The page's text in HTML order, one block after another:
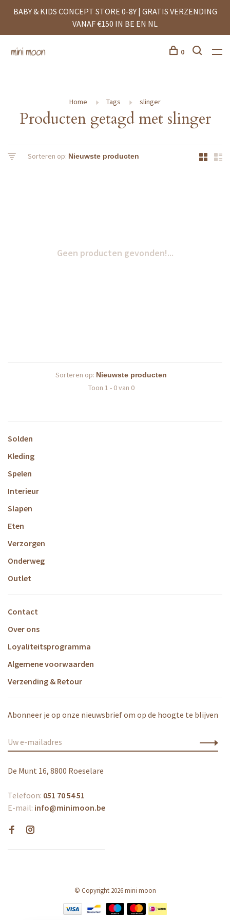
BABY & KIDS CONCEPT STORE 0-8Y | GRATIS VERZENDING
VANAF €150 IN BE EN NL
0
Home Tags slinger
Producten getagd met slinger
Sorteren op:
Geen producten gevonden!...
Sorteren op:
Toon 1 - 0 van 0
Solden
Kleding
Spelen
Interieur
Slapen
Eten
Verzorgen
Onderweg
Outlet
Contact
Over ons
Loyaliteitsprogramma
Algemene voorwaarden
Verzending & Retour
Abonneer je op onze nieuwsbrief om op de hoogte te blijven
De Munt 16, 8800 Roeselare
Telefoon: 051 70 54 51
E-mail: info@minimoon.be
© Copyright 2026 mini moon